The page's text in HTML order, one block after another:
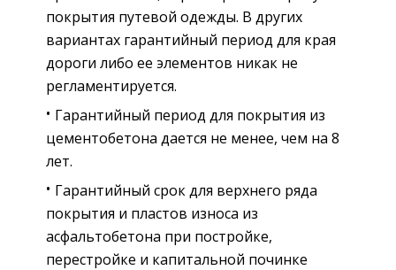
покрытия путевой одежды. В других
вариантах гарантийный период для края
дороги либо ее элементов никак не
регламентируется.
Гарантийный период для покрытия из
цементобетона дается не менее, чем на 8
лет.
Гарантийный срок для верхнего ряда
покрытия и пластов износа из
асфальтобетона при постройке,
перестройке и капитальной починке